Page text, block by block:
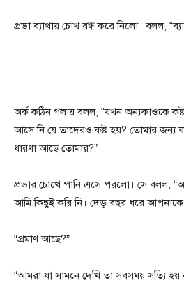
প্রভা ব্যাথায় চোখ বন্ধ করে নিলো। বলল,
অর্ক কঠিন গলায় বলল, “যখন অন্যকাওকে
আসে নি যে তাদেরও কষ্ট হয়? তোমার জন্য
ধারণা আছে তোমার?”
প্রভার চোখে পানি এসে পরলো। সে বলল,
আমি কিছুই করি নি। দেড় বছর ধরে আপনাকে
“প্রমাণ আছে?”
“আমরা যা সামনে দেখি তা সবসময় সত্যি হয়